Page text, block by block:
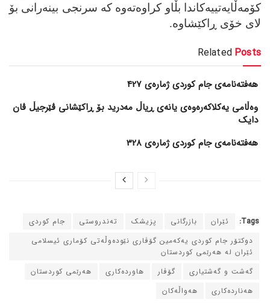
کۆمه‌ڵایه‌تییه‌کاندا بڵاو کراوه‌ته‌وه‌ که‌ سرنجی بینه‌رانی بۆ
لای خۆی ڕاکێشاوه‌.
Related Posts
هەفتەنامەی جام کوردی ژمارەی 427
وەڵامی یەکلاکەرەوەی یانەی ڕیاڵ مەدرید بۆ ڕاکێشانی ڤێرجیڵ ڤان
دایک
هەفتەنامەی جام کوردی ژمارەی 328
Tags: ئێران بازرگانی پزیشک ته‌ندروستی
جام کوردی
دوکتۆر جام کوردی یه‌که‌مین گۆڤاری نێوده‌وڵه‌تی کۆماری ئیسلامی
ئێران له‌ هه‌رێمی کوردستان
گه‌شت و گه‌شتیاری
گۆڤار هاورده‌کاری
هه‌رێمی کوردستان
هه‌نارده‌کاری
هه‌واڵه‌کان